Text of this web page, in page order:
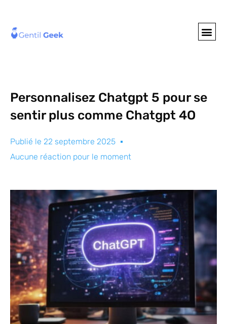
Personnalisez Chatgpt 5 pour se
sentir plus comme Chatgpt 4O
Publié le 22 septembre 2025
Aucune réaction pour le moment